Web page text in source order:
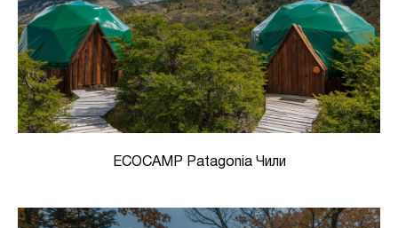
ECOCAMP Patagonia Чили